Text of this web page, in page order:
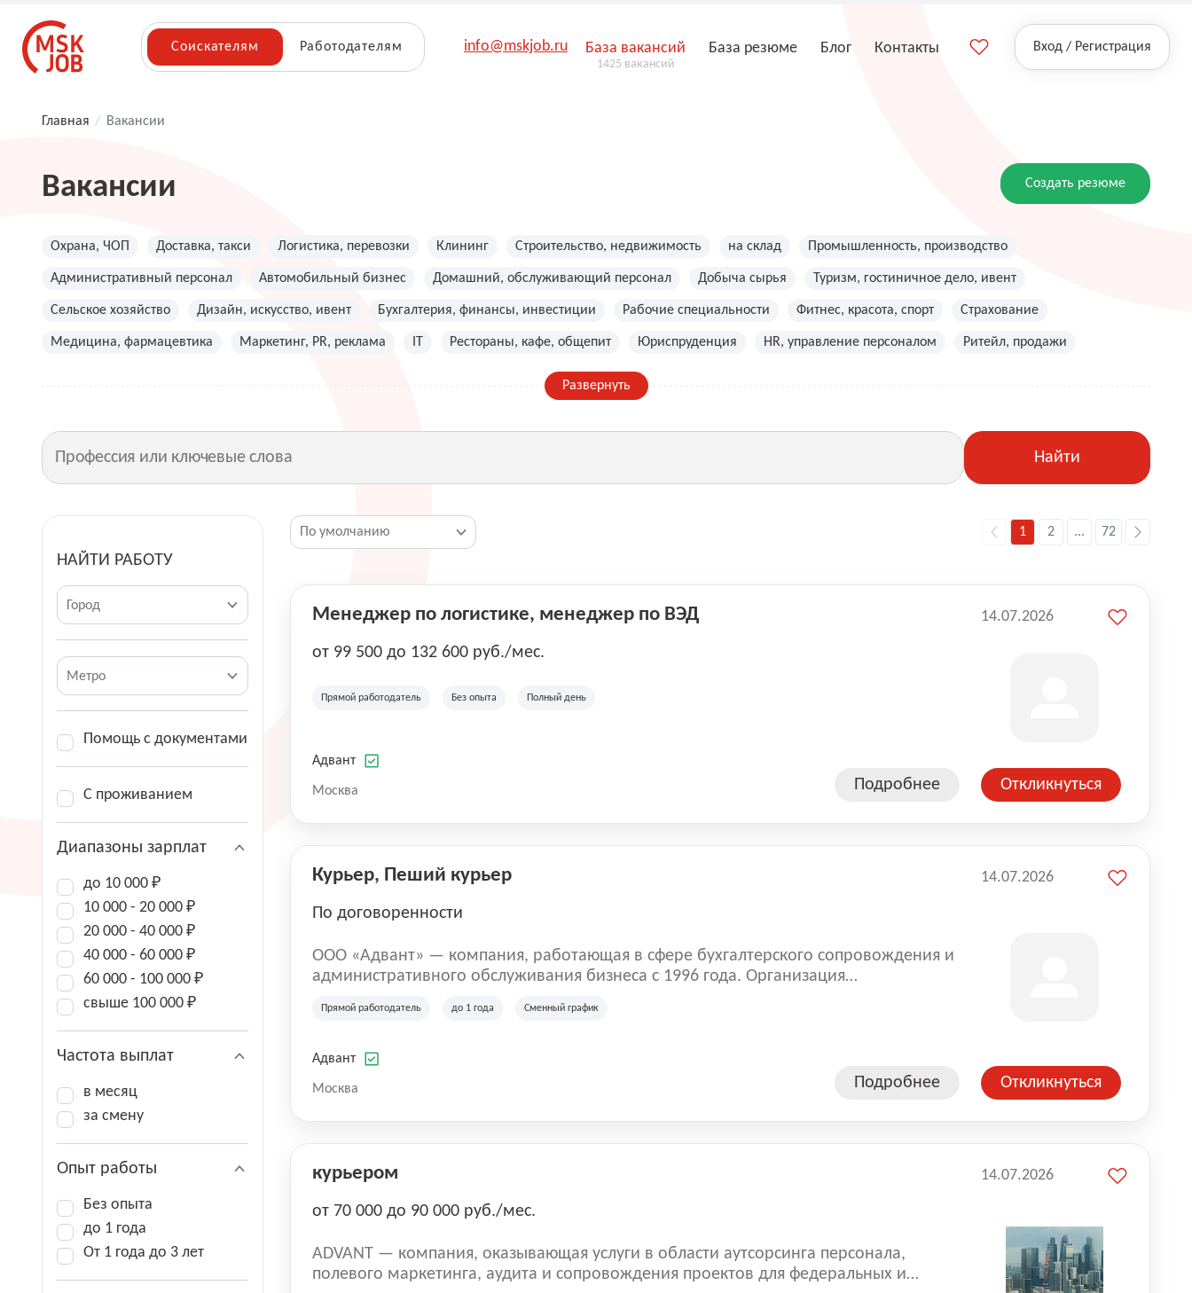
Соискателям Работодателям info@mskjob.ru База вакансий
1425 вакансий
База резюме Блог Контакты Вход / Регистрация
Главная / Вакансии
Вакансии Создать резюме
Охрана, ЧОП Доставка, такси Логистика, перевозки Клининг Строительство, недвижимость на склад Промышленность, производство
Административный персонал Автомобильный бизнес Домашний, обслуживающий персонал Добыча сырья Туризм, гостиничное дело, ивент
Сельское хозяйство Дизайн, искусство, ивент Бухгалтерия, финансы, инвестиции Рабочие специальности Фитнес, красота, спорт Страхование
Медицина, фармацевтика Маркетинг, PR, реклама Рестораны, кафе, общепит Юриспруденция HR, управление персоналом Ритейл, продажи
Развернуть
Найти
НАЙТИ РАБОТУ
Город
Метро
Помощь с документами
С проживанием
Диапазоны зарплат
до 10 000 ₽
10 000 - 20 000 ₽
20 000 - 40 000 ₽
40 000 - 60 000 ₽
60 000 - 100 000 ₽
свыше 100 000 ₽
Частота выплат
в месяц
за смену
Опыт работы
Без опыта
до 1 года
От 1 года до 3 лет
1 2 ... 72
Менеджер по логистике, менеджер по ВЭД
от 99 500 до 132 600 руб./мес.
Прямой работодатель Без опыта Полный день
Адвант
Москва Подробнее
14.07.2026
Откликнуться
Курьер, Пеший курьер
По договоренности
ООО «Адвант» — компания, работающая в сфере бухгалтерского сопровождения и
административного обслуживания бизнеса с 1996 года. Организация
юридических лиц и коммерческих организаций.
Прямой работодатель до 1 года Сменный график
Адвант
Москва Подробнее
14.07.2026
Откликнуться
курьером
от 70 000 до 90 000 руб./мес.
ADVANT — компания, оказывающая услуги в области аутсорсинга персонала,
полевого маркетинга, аудита и сопровождения проектов для федеральных и
14.07.2026